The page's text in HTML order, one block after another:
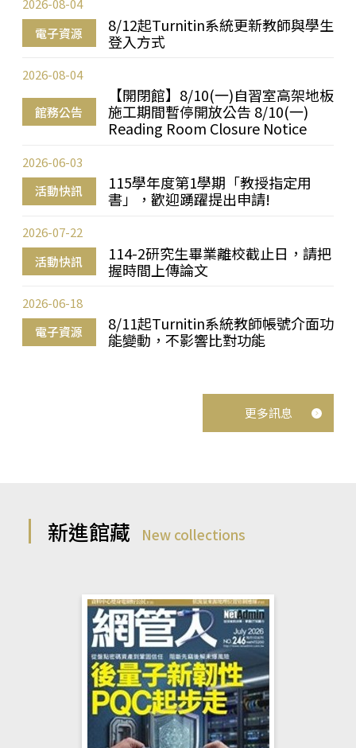
電子資源
8/12起Turnitin系統更新教師與學生
登入方式
2026-08-04
館務公告
【開閉館】8/10(一)自習室高架地板
施工期間暫停開放公告 8/10(一)
Reading Room Closure Notice
2026-08-04
活動快訊
115學年度第1學期「教授指定用
書」，歡迎踴躍提出申請!
2026-06-03
活動快訊
114-2研究生畢業離校截止日，請把
握時間上傳論文
2026-07-22
電子資源
8/11起Turnitin系統教師帳號介面功
能變動，不影響比對功能
2026-06-18
更多訊息
新進館藏 New collections